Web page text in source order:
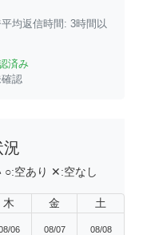
平均返信時間: 3時間以
済み
認
況
○:空あり ✕:空なし
木 金 土
06 08/07 08/08